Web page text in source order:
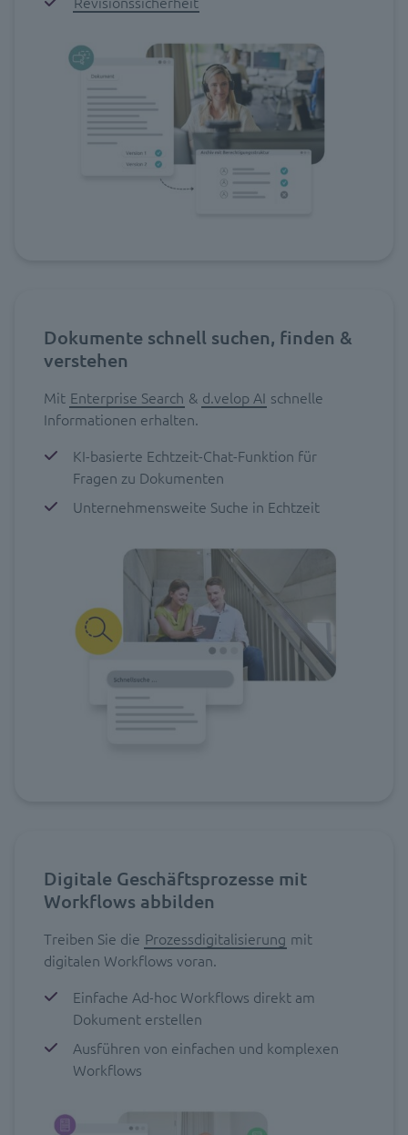
Dokumente schnell suchen, finden &
verstehen
Mit Enterprise Search & d.velop AI schnelle
Informationen erhalten.
KI-basierte Echtzeit-Chat-Funktion für
Fragen zu Dokumenten
Unternehmensweite Suche in Echtzeit
Digitale Geschäftsprozesse mit
Workflows abbilden
Treiben Sie die Prozessdigitalisierung mit
digitalen Workflows voran.
Einfache Ad-hoc Workflows direkt am
Dokument erstellen
Ausführen von einfachen und komplexen
Workflows